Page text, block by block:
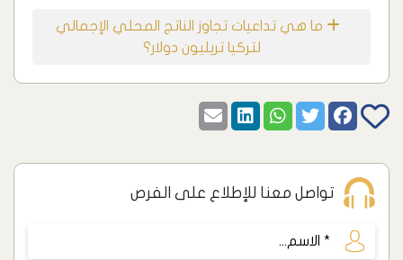
ما هي تداعيات تجاوز الناتج المحلي الإجمالي
لتركيا تريليون دولار؟
تواصل معنا للإطلاع على الفرص